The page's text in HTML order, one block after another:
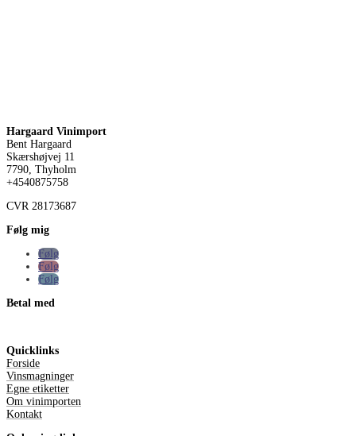
Hargaard Vinimport
Bent Hargaard
Skærshøjvej 11
7790, Thyholm
+4540875758
CVR 28173687
Følg mig
Følg
Følg
Følg
Betal med
Quicklinks
Forside
Vinsmagninger
Egne etiketter
Om vinimporten
Kontakt